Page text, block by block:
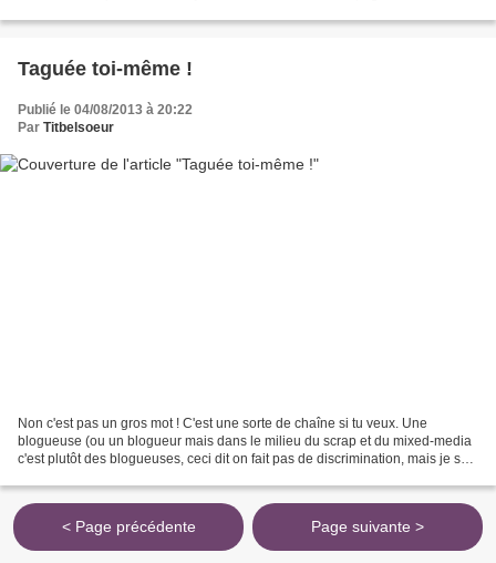
Taguée toi-même !
Publié le 04/08/2013 à 20:22
Par Titbelsoeur
Non c'est pas un gros mot ! C'est une sorte de chaîne si tu veux. Une
blogueuse (ou un blogueur mais dans le milieu du scrap et du mixed-media
c'est plutôt des blogueuses, ceci dit on fait pas de discrimination, mais je sais
< Page précédente Page suivante >